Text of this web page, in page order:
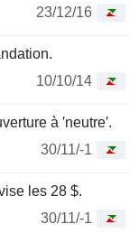
23/12/16
10/10/14
à ′neutre′.
30/11/-1
les 28 $.
30/11/-1